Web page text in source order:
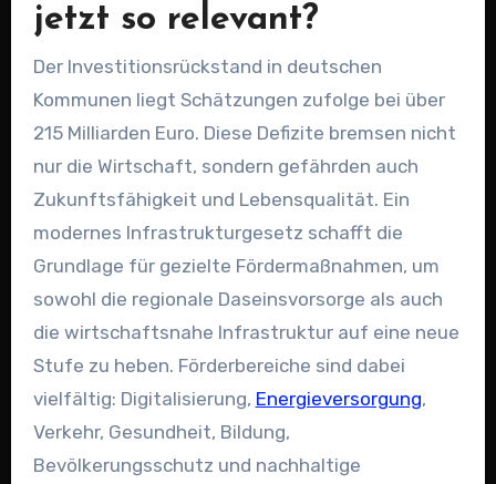
jetzt so relevant?
Der Investitionsrückstand in deutschen
Kommunen liegt Schätzungen zufolge bei über
215 Milliarden Euro. Diese Defizite bremsen nicht
nur die Wirtschaft, sondern gefährden auch
Zukunftsfähigkeit und Lebensqualität. Ein
modernes Infrastrukturgesetz schafft die
Grundlage für gezielte Fördermaßnahmen, um
sowohl die regionale Daseinsvorsorge als auch
die wirtschaftsnahe Infrastruktur auf eine neue
Stufe zu heben. Förderbereiche sind dabei
vielfältig: Digitalisierung, Energieversorgung,
Verkehr, Gesundheit, Bildung,
Bevölkerungsschutz und nachhaltige